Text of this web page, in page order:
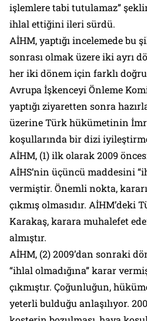
işlemlere tabi tutulamaz”
ihlal ettiğini ileri sürdü.
AİHM, yaptığı incelemede bu
sonrası olmak üzere iki ayrı
her iki dönem için farklı
Avrupa İşkenceyi Önleme
yaptığı ziyaretten sonra
üzerine Türk hükümetinin
koşullarında bir dizi iyileştirme
AİHM, (1) ilk olarak 2009
AİHS’nin üçüncü maddesini
vermiştir. Önemli nokta,
çıkmış olmasıdır. AİHM’deki
Karakaş, karara muhalefet
almıştır.
AİHM, (2) 2009’dan sonraki
“ihlal olmadığına” karar
çıkmıştır. Çoğunluğun,
yeterli bulduğu anlaşılıyor.